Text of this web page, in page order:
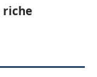
riche